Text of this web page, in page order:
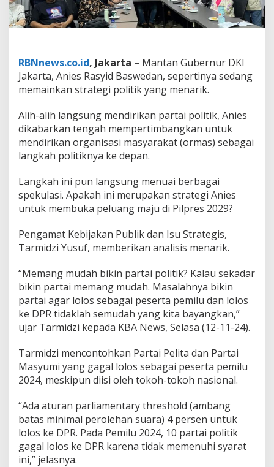
,
P
i
h
O
r
m
s
K
e
t
b
a
n
g
a
r
o
l
,
B
i
d
i
P
i
l
e
s
0
RBNnews.co.id, Jakarta – Mantan Gubernur DKI
Jakarta, Anies Rasyid Baswedan, sepertinya sedang
memainkan strategi politik yang menarik.
Alih-alih langsung mendirikan partai politik, Anies
dikabarkan tengah mempertimbangkan untuk
mendirikan organisasi masyarakat (ormas) sebagai
langkah politiknya ke depan.
Langkah ini pun langsung menuai berbagai
spekulasi. Apakah ini merupakan strategi Anies
untuk membuka peluang maju di Pilpres 2029?
Pengamat Kebijakan Publik dan Isu Strategis,
Tarmidzi Yusuf, memberikan analisis menarik.
“Memang mudah bikin partai politik? Kalau sekadar
bikin partai memang mudah. Masalahnya bikin
partai agar lolos sebagai peserta pemilu dan lolos
ke DPR tidaklah semudah yang kita bayangkan,”
ujar Tarmidzi kepada KBA News, Selasa (12-11-24).
Tarmidzi mencontohkan Partai Pelita dan Partai
Masyumi yang gagal lolos sebagai peserta pemilu
2024, meskipun diisi oleh tokoh-tokoh nasional.
“Ada aturan parliamentary threshold (ambang
batas minimal perolehan suara) 4 persen untuk
lolos ke DPR. Pada Pemilu 2024, 10 partai politik
gagal lolos ke DPR karena tidak memenuhi syarat
ini,” jelasnya.